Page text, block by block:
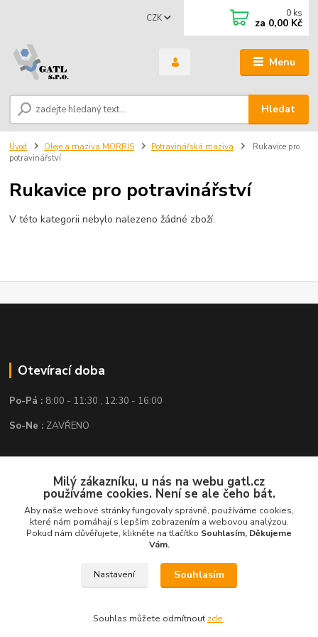
Menu
CZK
Hledat
0 ks
za 0,00 Kč
Úvod Oleje a maziva MORRIS Potravinářská maziva
Rukavice pro
potravinářství
Rukavice pro potravinářství
V této kategorii nebylo nalezeno žádné zboží.
Otevírací doba
Po-Pá : 8:00 - 11:30 , 12:30 - 16:00
So-Ne : ZAVŘENO
Kontakt
GATL s.r.o.
obchod@gatl.cz,info@gatl.cz
Milý zákazníku, u nás na webu gatl.cz
používáme cookies. Není se ale čeho bát.
Aby naše webové stránky fungovaly správně, používáme cookies,
které nám pomáhají s lepším zobrazením a webovou analýzou.
Pokud nám důvěřujete, klikněte na tlačítko Souhlasím, Děkujeme
Vám.
Nastavení Souhlasím
Souhlas můžete odmítnout zde.